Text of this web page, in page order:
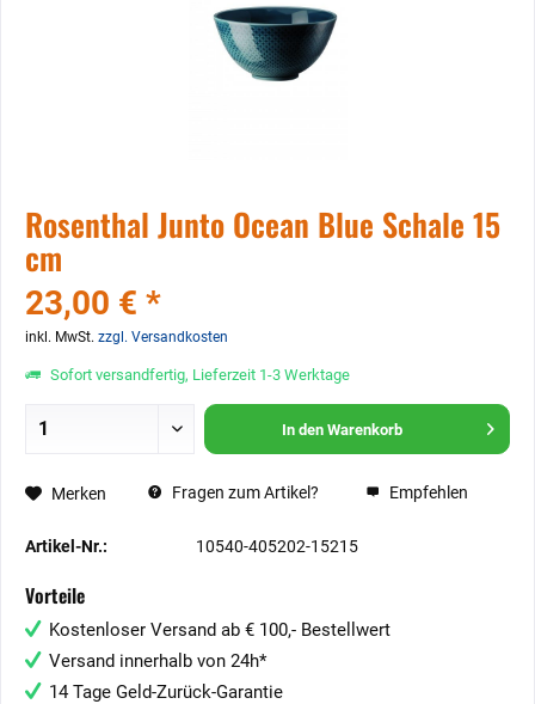
Rosenthal Junto Ocean Blue Schale 15
cm
23,00 € *
inkl. MwSt. zzgl. Versandkosten
Sofort versandfertig, Lieferzeit 1-3 Werktage
In den Warenkorb
Merken Fragen zum Artikel? Empfehlen
Artikel-Nr.: 10540-405202-15215
Vorteile
Kostenloser Versand ab € 100,- Bestellwert
Versand innerhalb von 24h*
14 Tage Geld-Zurück-Garantie